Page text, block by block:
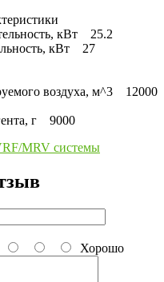
кВт
кВт
4.35
4.6
воздуха,
г 9000
MRV системы
Хорошо